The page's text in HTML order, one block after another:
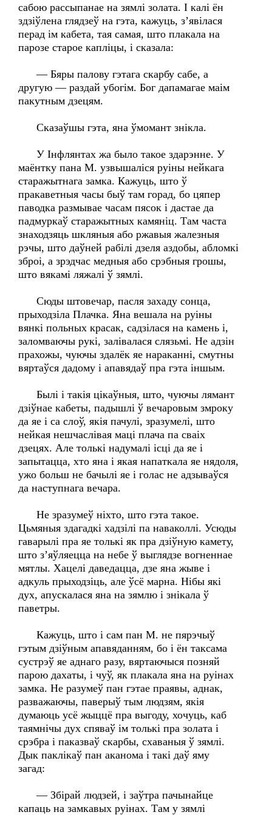
сабою рассыпанае на зямлі золата. І калі ён
здзіўлена глядзеў на гэта, кажуць, з’явілася
перад ім кабета, тая самая, што плакала на
парозе старое капліцы, і сказала:
— Бяры палову гэтага скарбу сабе, а
другую — раздай убогім. Бог дапамагае маім
пакутным дзецям.
Сказаўшы гэта, яна ўмомант знікла.
У Інфлянтах жа было такое здарэнне. У
маёнтку пана М. узвышаліся руіны нейкага
старажытнага замка. Кажуць, што ў
пракаветныя часы быў там горад, бо цяпер
паводка размывае часам пясок і дастае да
падмуркаў старажытных камяніц. Там часта
знаходзяць шкляныя або ржавыя жалезныя
рэчы, што даўней рабілі дзеля аздобы, абломкі
зброі, а зрэдчас медныя або срэбныя грошы,
што вякамі ляжалі ў зямлі.
Сюды штовечар, пасля захаду сонца,
прыходзіла Плачка. Яна вешала на руіны
вянкі польных красак, садзілася на камень і,
заломваючы рукі, залівалася слязьмі. Не адзін
прахожы, чуючы здалёк яе нараканні, смутны
вяртаўся дадому і апавядаў пра гэта іншым.
Былі і такія цікаўныя, што, чуючы лямант
дзіўнае кабеты, падышлі ў вечаровым змроку
да яе і са слоў, якія пачулі, зразумелі, што
нейкая нешчаслівая маці плача па сваіх
дзецях. Але толькі надумалі ісці да яе і
запытацца, хто яна і якая напаткала яе нядоля,
ужо больш не бачылі яе і голас не адзываўся
да наступнага вечара.
Не зразумеў ніхто, што гэта такое.
Цьмяныя здагадкі хадзілі па наваколлі. Усюды
гаварылі пра яе толькі як пра дзіўную камету,
што з’яўляецца на небе ў выглядзе вогненнае
мятлы. Хацелі даведацца, дзе яна жыве і
адкуль прыходзіць, але ўсё марна. Нібы які
дух, апускалася яна на зямлю і знікала ў
паветры.
Кажуць, што і сам пан М. не пярэчыў
гэтым дзіўным апавяданням, бо і ён таксама
сустрэў яе аднаго разу, вяртаючыся позняй
парою дахаты, і чуў, як плакала яна на руінах
замка. Не разумеў пан гэтае праявы, аднак,
разважаючы, паверыў тым людзям, якія
думаюць усё жыццё пра выгоду, хочуць, каб
таямнічы дух спяваў ім толькі пра золата і
срэбра і паказваў скарбы, схаваныя ў зямлі.
Дык паклікаў пан аканома і такі даў яму
загад:
— Збірай людзей, і заўтра пачынайце
капаць на замкавых руінах. Там у зямлі